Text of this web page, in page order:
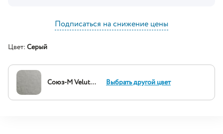
Подписаться на снижение цены
Цвет: Серый
Союз-М Velutto 13 Выбрать другой цвет